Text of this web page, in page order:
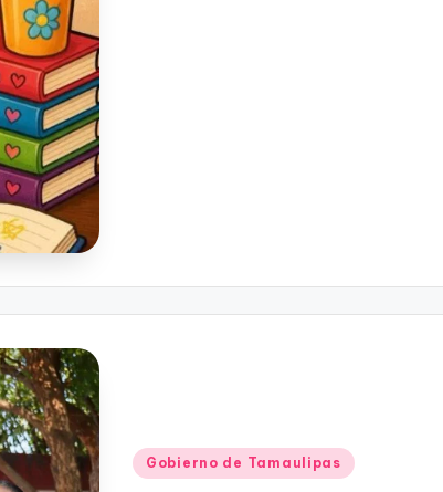
Publicado
Gobierno de Tamaulipas